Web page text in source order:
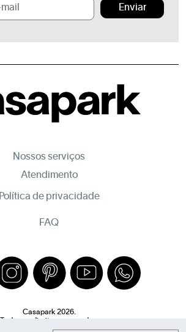
Enviar
Nossos serviços
Atendimento
Política de privacidade
FAQ
Casapark 2026.
Todos os direitos reservados.